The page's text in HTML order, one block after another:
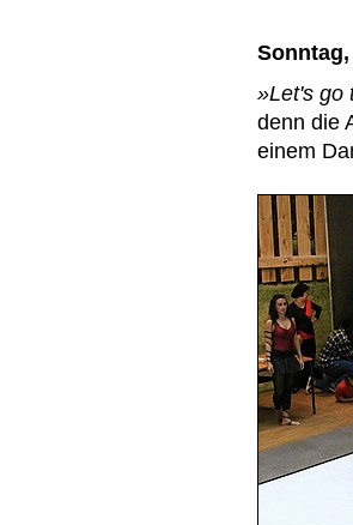
»Let's go
denn die
einem